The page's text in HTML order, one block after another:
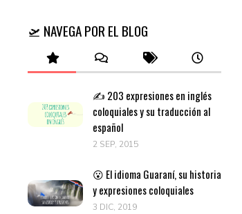
🛫 NAVEGA POR EL BLOG
✍️ 203 expresiones en inglés
coloquiales y su traducción al
español
2 SEP, 2015
😮 El idioma Guaraní, su historia
y expresiones coloquiales
3 DIC, 2019